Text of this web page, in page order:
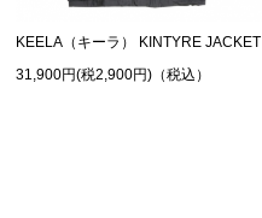
KEELA（キーラ） KINTYRE JACKET
31,900円(税2,900円)（税込）